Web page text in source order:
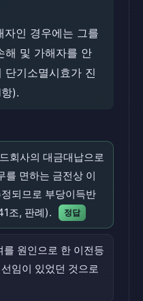
인 경우에는 그를
해 및 가해자를 안
단기소멸시효가 진
).
회사의 대금대납으로
를 면하는 금전상 이
되므로 부당이득반
조, 판례).
정답
원인으로 한 이전등
임이 있었던 것으로